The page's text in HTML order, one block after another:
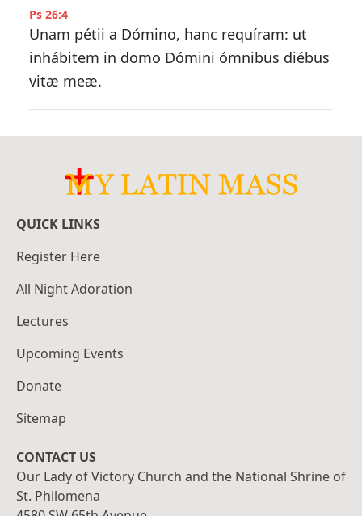
Ps 26:4
Unam pétii a Dómino, hanc requíram: ut
inhábitem in domo Dómini ómnibus diébus
vitæ meæ.
QUICK LINKS
Register Here
All Night Adoration
Lectures
Upcoming Events
Donate
Sitemap
CONTACT US
Our Lady of Victory Church and the National Shrine of
St. Philomena